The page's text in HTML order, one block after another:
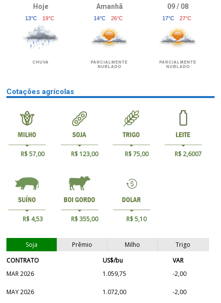
Hoje
13°C 19°C
CHUVA
Amanhã
14°C 26°C
PARCIALMENTE
NUBLADO
09 / 08
17°C 27°C
PARCIALMENTE
NUBLADO
Cotações agrícolas
R$ 57,00 R$ 123,00 R$ 75,00 R$ 2,6007
R$ 4,53 R$ 355,00 R$ 5,10
Soja Prêmio Milho
Trigo
CONTRATO
US$/bu
VAR
MAR 2026
1.059,75 -2,00
MAY 2026 1.072,00 -2,00